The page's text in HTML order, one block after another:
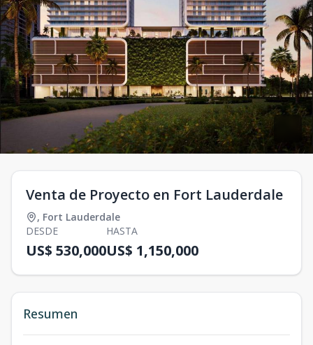
Venta de Proyecto en Fort Lauderdale
, Fort Lauderdale
DESDE
US$ 530,000
HASTA
US$ 1,150,000
Resumen